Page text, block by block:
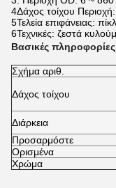
4Δάχος τοίχου
5Τελεία επιφάνειας:
6Τεχνικές: ζεστά
Βασικές
Σχήμα αριθ.
Δάχος τοίχου
Διάρκεια
Προσαρμόστε
Ορισμένα
Χρώμα